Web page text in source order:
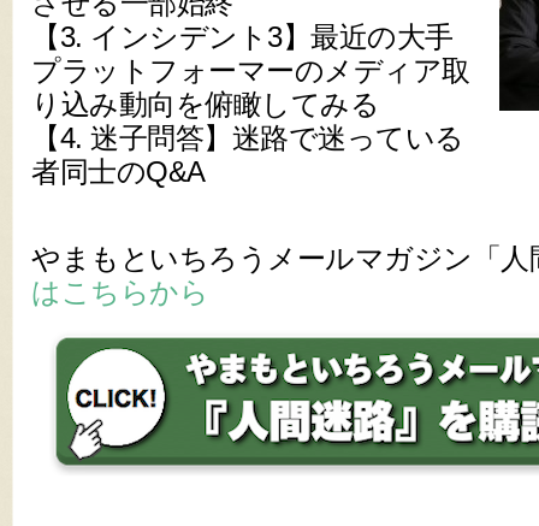
【3. インシデント3】最近の大手
プラットフォーマーのメディア取
り込み動向を俯瞰してみる
【4. 迷子問答】迷路で迷っている
者同士のQ&A
やまもといちろうメールマガジン「人
はこちらから